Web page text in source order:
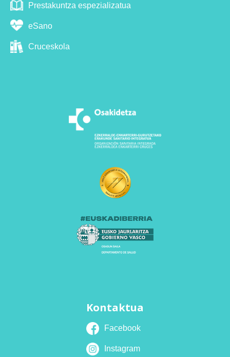
Prestakuntza espezializatua
eSano
Cruceskola
Kontaktua
Facebook
Instagram